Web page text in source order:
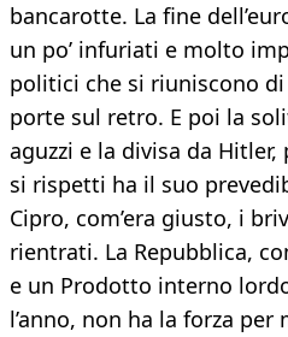
bancarotte. La fine
un po’ infuriati e molto
politici che si riuniscono
porte sul retro. E poi la
aguzzi e la divisa da
si rispetti ha il suo
Cipro, com’era giusto, i
rientrati. La Repubblica,
e un Prodotto interno
l’anno, non ha la forza per